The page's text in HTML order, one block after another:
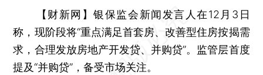
【财新网】银保监会新闻发言人在12月3日
称，现阶段将“重点满足首套房、改善型住房按揭需
求，合理发放房地产开发贷、并购贷”。监管层首度
提及“并购贷”，备受市场关注。